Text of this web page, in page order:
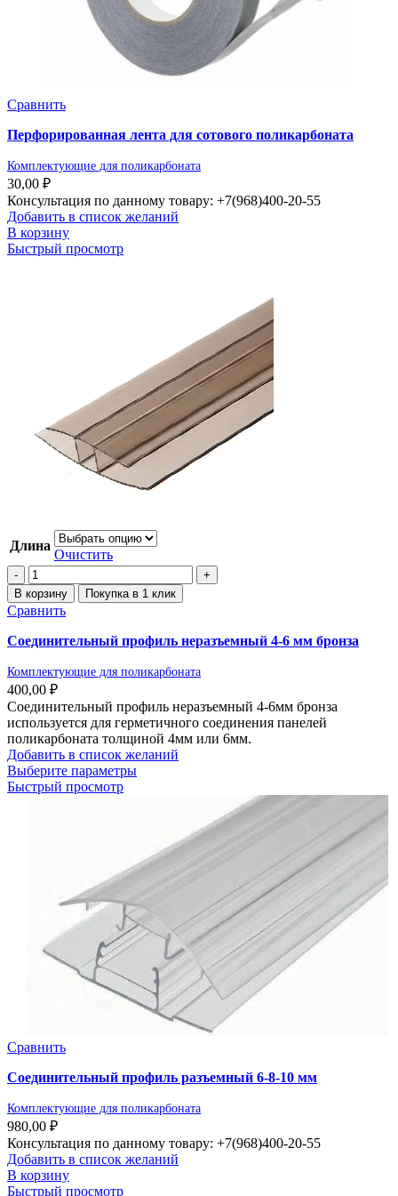
Сравнить
Перфорированная лента для сотового поликарбоната
Комплектующие для поликарбоната
30,00 ₽
Консультация по данному товару: +7(968)400-20-55
Добавить в список желаний
В корзину
Быстрый просмотр
Длина
Очистить
В корзину Покупка в 1 клик
Сравнить
Соединительный профиль неразъемный 4-6 мм бронза
Комплектующие для поликарбоната
400,00 ₽
Соединительный профиль неразъемный 4-6мм бронза
используется для герметичного соединения панелей
поликарбоната толщиной 4мм или 6мм.
Добавить в список желаний
Выберите параметры
Быстрый просмотр
Сравнить
Соединительный профиль разъемный 6-8-10 мм
Комплектующие для поликарбоната
980,00 ₽
Консультация по данному товару: +7(968)400-20-55
Добавить в список желаний
В корзину
Быстрый просмотр